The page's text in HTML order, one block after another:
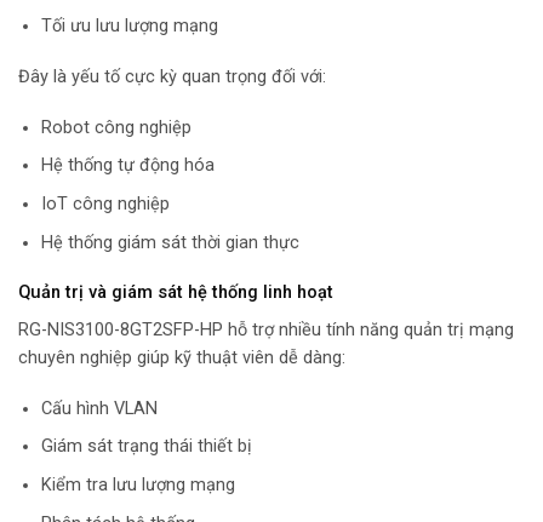
Tối ưu lưu lượng mạng
Đây là yếu tố cực kỳ quan trọng đối với:
Robot công nghiệp
Hệ thống tự động hóa
IoT công nghiệp
Hệ thống giám sát thời gian thực
Quản trị và giám sát hệ thống linh hoạt
RG-NIS3100-8GT2SFP-HP hỗ trợ nhiều tính năng quản trị mạng
chuyên nghiệp giúp kỹ thuật viên dễ dàng:
Cấu hình VLAN
Giám sát trạng thái thiết bị
Kiểm tra lưu lượng mạng